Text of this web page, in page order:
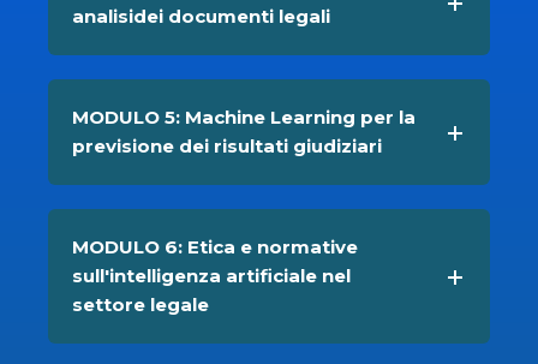
analisidei documenti legali
MODULO 5: Machine Learning per la
previsione dei risultati giudiziari
MODULO 6: Etica e normative
sull'intelligenza artificiale nel
settore legale